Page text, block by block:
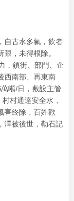
自古水多氟，飲者
，未得根除。
，鎮街、部門、企
西南部、再東南
噸/日，敷設主管
村通達安全水，
害終除，百姓歡
澤被後世，勒石記